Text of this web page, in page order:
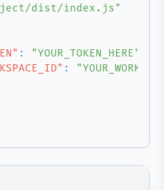
dist/index.js"
: "YOUR_TOKEN_HERE"
: